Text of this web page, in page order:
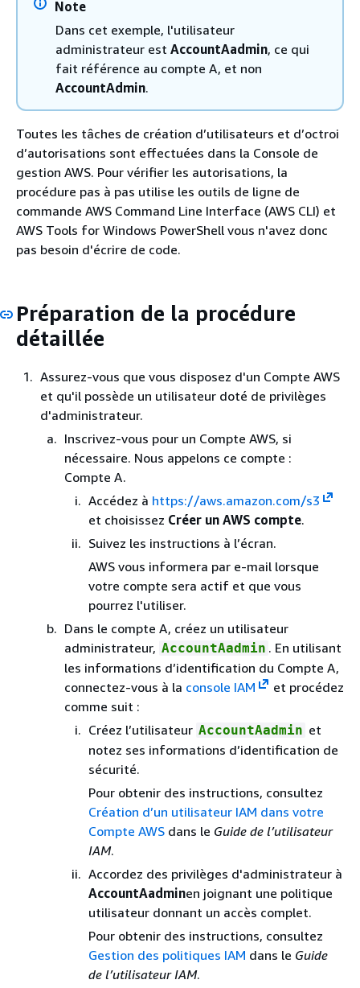
Note
Dans cet exemple, l'utilisateur
administrateur est AccountAadmin, ce qui
fait référence au compte A, et non
AccountAdmin.
Toutes les tâches de création d’utilisateurs et d’octroi
d’autorisations sont effectuées dans la Console de
gestion AWS. Pour vérifier les autorisations, la
procédure pas à pas utilise les outils de ligne de
commande AWS Command Line Interface (AWS CLI) et
AWS Tools for Windows PowerShell vous n'avez donc
pas besoin d'écrire de code.
Préparation de la procédure
détaillée
Assurez-vous que vous disposez d'un Compte AWS
et qu'il possède un utilisateur doté de privilèges
d'administrateur.
Inscrivez-vous pour un Compte AWS, si
nécessaire. Nous appelons ce compte :
Compte A.
Accédez à https://aws.amazon.com/s3
et choisissez Créer un AWS compte.
Suivez les instructions à l’écran.
AWS vous informera par e-mail lorsque
votre compte sera actif et que vous
pourrez l'utiliser.
Dans le compte A, créez un utilisateur
administrateur, AccountAadmin . En utilisant
les informations d’identification du Compte A,
connectez-vous à la console IAM
et procédez
comme suit :
Créez l’utilisateur AccountAadmin et
notez ses informations d’identification de
sécurité.
Pour obtenir des instructions, consultez
Création d’un utilisateur IAM dans votre
Compte AWS dans le Guide de l’utilisateur
IAM.
Accordez des privilèges d'administrateur à
AccountAadminen joignant une politique
utilisateur donnant un accès complet.
Pour obtenir des instructions, consultez
Gestion des politiques IAM dans le Guide
de l’utilisateur IAM.